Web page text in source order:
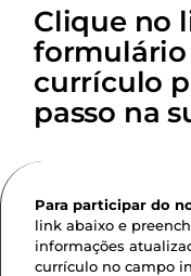
Clique no
formulário
currículo
passo na
Para participar do
link abaixo e
informações
currículo no campo